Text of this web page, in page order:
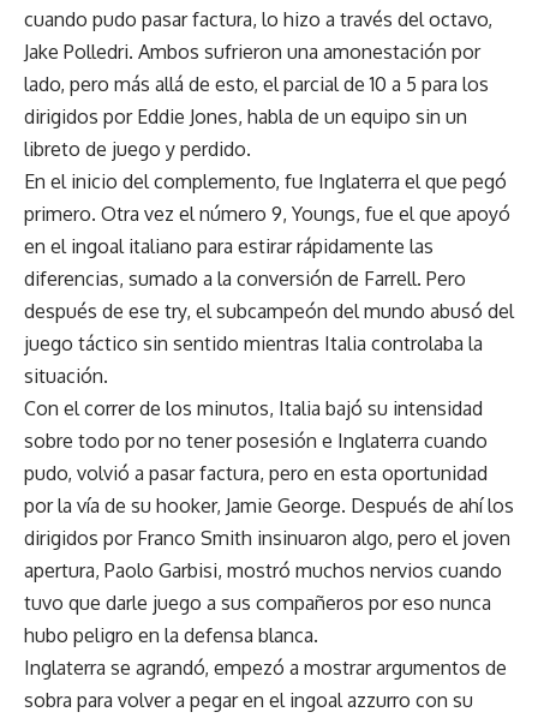
cuando pudo pasar factura, lo hizo a través del octavo,
Jake Polledri. Ambos sufrieron una amonestación por
lado, pero más allá de esto, el parcial de 10 a 5 para los
dirigidos por Eddie Jones, habla de un equipo sin un
libreto de juego y perdido.
En el inicio del complemento, fue Inglaterra el que pegó
primero. Otra vez el número 9, Youngs, fue el que apoyó
en el ingoal italiano para estirar rápidamente las
diferencias, sumado a la conversión de Farrell. Pero
después de ese try, el subcampeón del mundo abusó del
juego táctico sin sentido mientras Italia controlaba la
situación.
Con el correr de los minutos, Italia bajó su intensidad
sobre todo por no tener posesión e Inglaterra cuando
pudo, volvió a pasar factura, pero en esta oportunidad
por la vía de su hooker, Jamie George. Después de ahí los
dirigidos por Franco Smith insinuaron algo, pero el joven
apertura, Paolo Garbisi, mostró muchos nervios cuando
tuvo que darle juego a sus compañeros por eso nunca
hubo peligro en la defensa blanca.
Inglaterra se agrandó, empezó a mostrar argumentos de
sobra para volver a pegar en el ingoal azzurro con su